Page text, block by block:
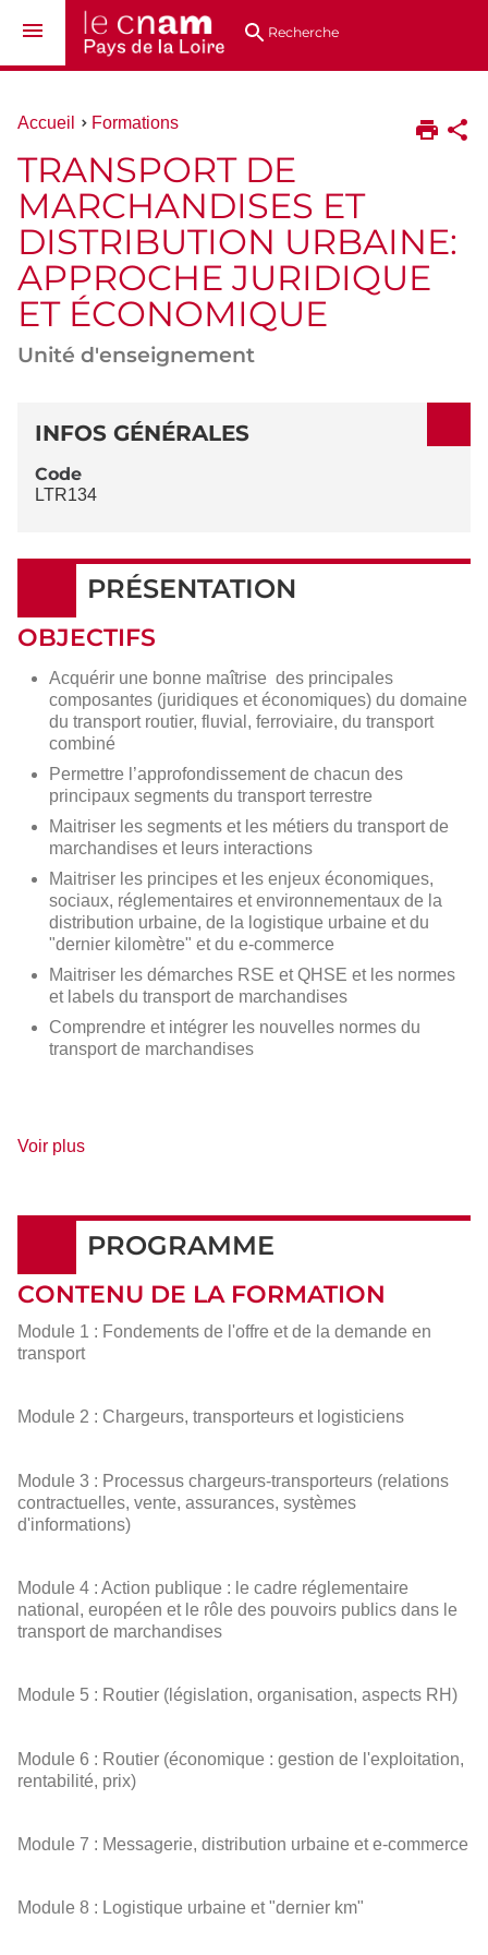
au
directsRecherche
Vous
ici :
Accueil Formations
TRANSPORT DE
MARCHANDISES ET
DISTRIBUTION URBAINE:
APPROCHE JURIDIQUE
ET ÉCONOMIQUE
Unité d'enseignement
DÉTAILS
INFOS GÉNÉRALES
Code
LTR134
PRÉSENTATION
OBJECTIFS
Acquérir une bonne maîtrise des principales
composantes (juridiques et économiques) du domaine
du transport routier, fluvial, ferroviaire, du transport
combiné
Permettre l’approfondissement de chacun des
principaux segments du transport terrestre
Maitriser les segments et les métiers du transport de
marchandises et leurs interactions
Maitriser les principes et les enjeux économiques,
sociaux, réglementaires et environnementaux de la
distribution urbaine, de la logistique urbaine et du
"dernier kilomètre" et du e-commerce
Maitriser les démarches RSE et QHSE et les normes
et labels du transport de marchandises
Comprendre et intégrer les nouvelles normes du
transport de marchandises
Voir plusde
PROGRAMME
CONTENU DE LA FORMATION
Module 1 : Fondements de l'offre et de la demande en
transport
Module 2 : Chargeurs, transporteurs et logisticiens
Module 3 : Processus chargeurs-transporteurs (relations
contractuelles, vente, assurances, systèmes
d'informations)
Module 4 : Action publique : le cadre réglementaire
national, européen et le rôle des pouvoirs publics dans le
transport de marchandises
Module 5 : Routier (législation, organisation, aspects RH)
Module 6 : Routier (économique : gestion de l'exploitation,
rentabilité, prix)
Module 7 : Messagerie, distribution urbaine et e-commerce
Module 8 : Logistique urbaine et "dernier km"